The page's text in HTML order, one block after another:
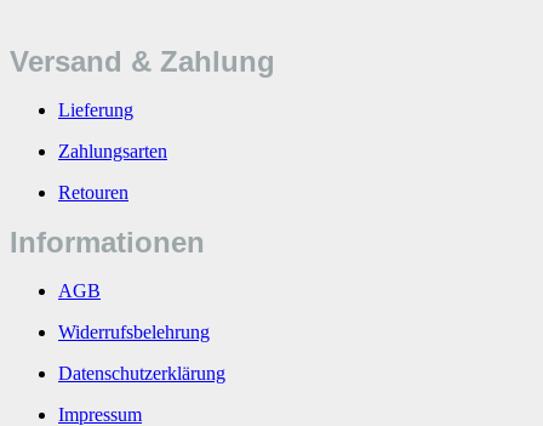
Versand & Zahlung
Lieferung
Zahlungsarten
Retouren
Informationen
AGB
Widerrufsbelehrung
Datenschutzerklärung
Impressum